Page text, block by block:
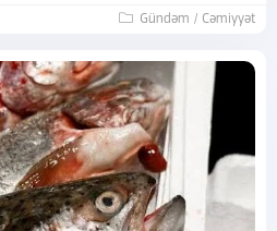
Gündəm / Cəmiyyət